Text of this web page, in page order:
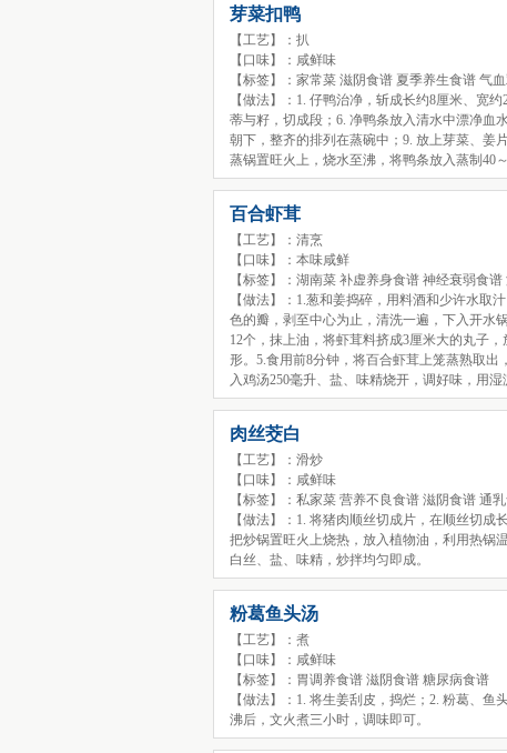
芽菜扣鸭
【工艺】：扒
【口味】：咸鲜味
【标签】：家常菜 滋阴食谱 夏季养生食谱 气
【做法】：1. 仔鸭治净，斩成长约8厘米、宽
蒂与籽，切成段；6. 净鸭条放入清水中漂净血
朝下，整齐的排列在蒸碗中；9. 放上芽菜、姜
蒸锅置旺火上，烧水至沸，将鸭条放入蒸制40
百合虾茸
【工艺】：清烹
【口味】：本味咸鲜
【标签】：湖南菜 补虚养身食谱 神经衰弱食
【做法】：1.葱和姜捣碎，用料酒和少许水取
色的瓣，剥至中心为止，清洗一遍，下入开水
12个，抹上油，将虾茸料挤成3厘米大的丸子
形。5.食用前8分钟，将百合虾茸上笼蒸熟取
入鸡汤250毫升、盐、味精烧开，调好味，用
肉丝茭白
【工艺】：滑炒
【口味】：咸鲜味
【标签】：私家菜 营养不良食谱 滋阴食谱 通
【做法】：1. 将猪肉顺丝切成片，在顺丝切
把炒锅置旺火上烧热，放入植物油，利用热锅
白丝、盐、味精，炒拌均匀即成。
粉葛鱼头汤
【工艺】：煮
【口味】：咸鲜味
【标签】：胃调养食谱 滋阴食谱 糖尿病食谱
【做法】：1. 将生姜刮皮，捣烂；2. 粉葛、
沸后，文火煮三小时，调味即可。